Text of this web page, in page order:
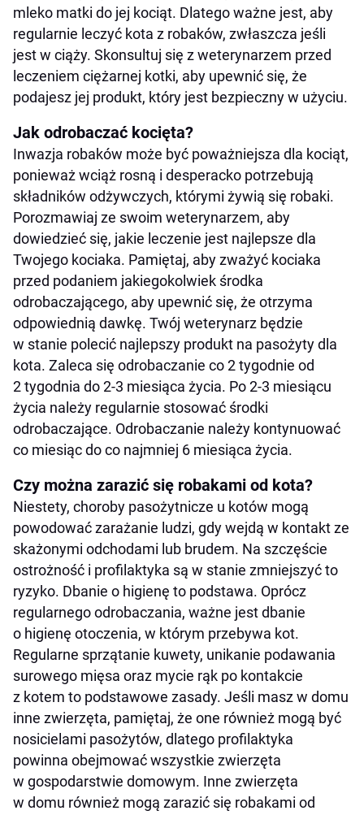
mleko matki do jej kociąt. Dlatego ważne jest, aby
regularnie leczyć kota z robaków, zwłaszcza jeśli
jest w ciąży. Skonsultuj się z weterynarzem przed
leczeniem ciężarnej kotki, aby upewnić się, że
podajesz jej produkt, który jest bezpieczny w użyciu.
Jak odrobaczać kocięta?
Inwazja robaków może być poważniejsza dla kociąt,
ponieważ wciąż rosną i desperacko potrzebują
składników odżywczych, którymi żywią się robaki.
Porozmawiaj ze swoim weterynarzem, aby
dowiedzieć się, jakie leczenie jest najlepsze dla
Twojego kociaka. Pamiętaj, aby zważyć kociaka
przed podaniem jakiegokolwiek środka
odrobaczającego, aby upewnić się, że otrzyma
odpowiednią dawkę. Twój weterynarz będzie
w stanie polecić najlepszy produkt na pasożyty dla
kota. Zaleca się odrobaczanie co 2 tygodnie od
2 tygodnia do 2-3 miesiąca życia. Po 2-3 miesiącu
życia należy regularnie stosować środki
odrobaczające. Odrobaczanie należy kontynuować
co miesiąc do co najmniej 6 miesiąca życia.
Czy można zarazić się robakami od kota?
Niestety, choroby pasożytnicze u kotów mogą
powodować zarażanie ludzi, gdy wejdą w kontakt ze
skażonymi odchodami lub brudem. Na szczęście
ostrożność i profilaktyka są w stanie zmniejszyć to
ryzyko. Dbanie o higienę to podstawa. Oprócz
regularnego odrobaczania, ważne jest dbanie
o higienę otoczenia, w którym przebywa kot.
Regularne sprzątanie kuwety, unikanie podawania
surowego mięsa oraz mycie rąk po kontakcie
z kotem to podstawowe zasady. Jeśli masz w domu
inne zwierzęta, pamiętaj, że one również mogą być
nosicielami pasożytów, dlatego profilaktyka
powinna obejmować wszystkie zwierzęta
w gospodarstwie domowym. Inne zwierzęta
w domu również mogą zarazić się robakami od